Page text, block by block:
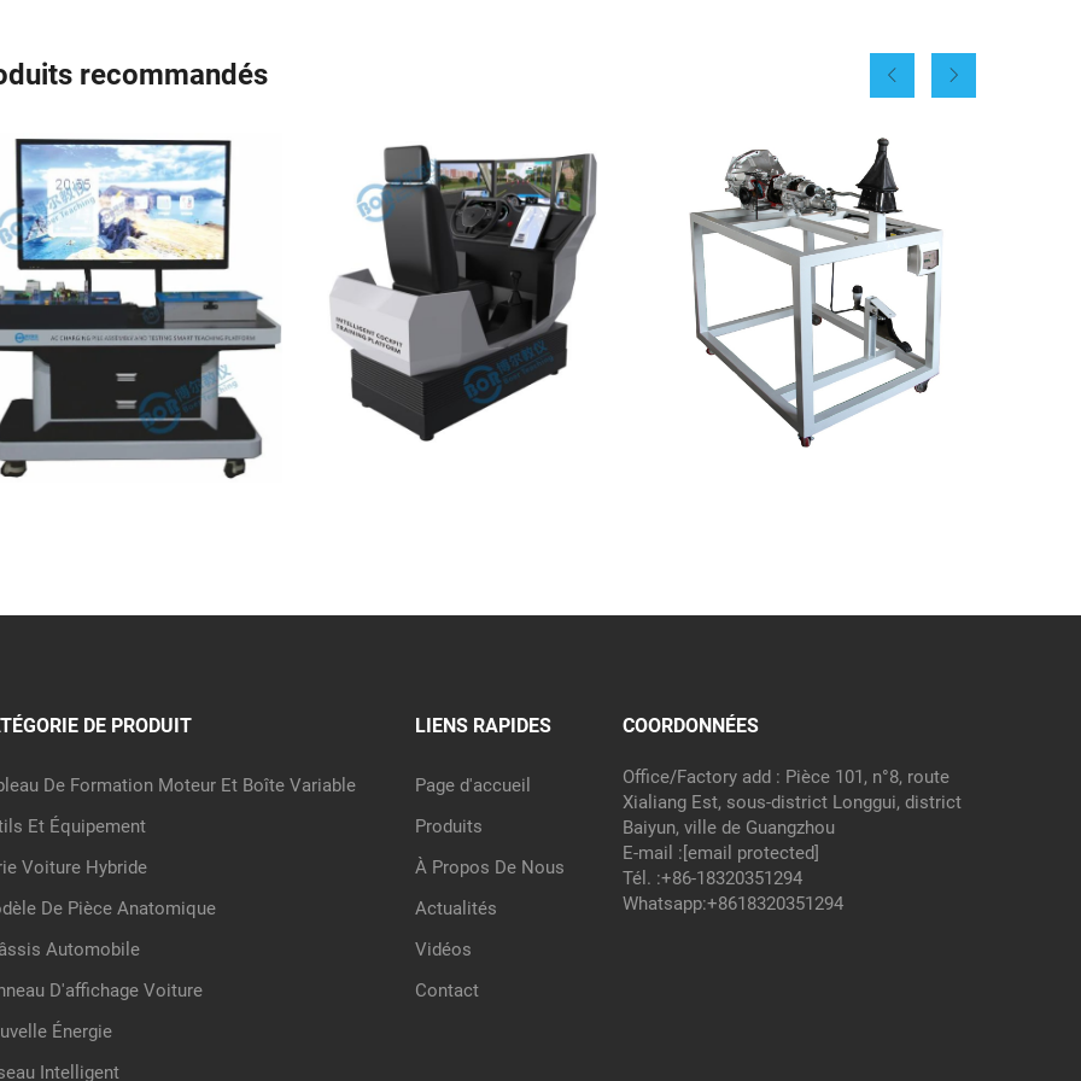
recommandés
DE PRODUIT
De Formation Moteur Et Boîte Variable
Et Équipement
Voiture Hybride
De Pièce Anatomique
Automobile
D'affichage Voiture
Énergie
Intelligent
LIENS RAPIDES
Page d'accueil
Produits
À Propos De Nous
Actualités
Vidéos
Contact
COORDONNÉES
Office/Factory add : Pièce 101, n°8, route
Xialiang Est, sous-district Longgui, district
Baiyun, ville de Guangzhou
E-mail :[email protected]
Tél. :+86-18320351294
Whatsapp:+8618320351294